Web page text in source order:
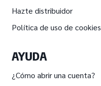
Hazte distribuidor
Política de uso de cookies
AYUDA
¿Cómo abrir una cuenta?